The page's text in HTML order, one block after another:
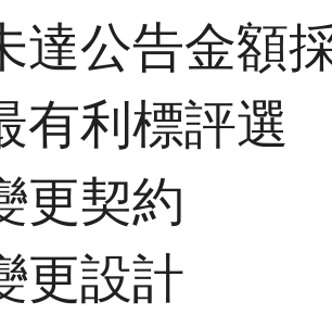
公告金額
利標評選
契約
設計